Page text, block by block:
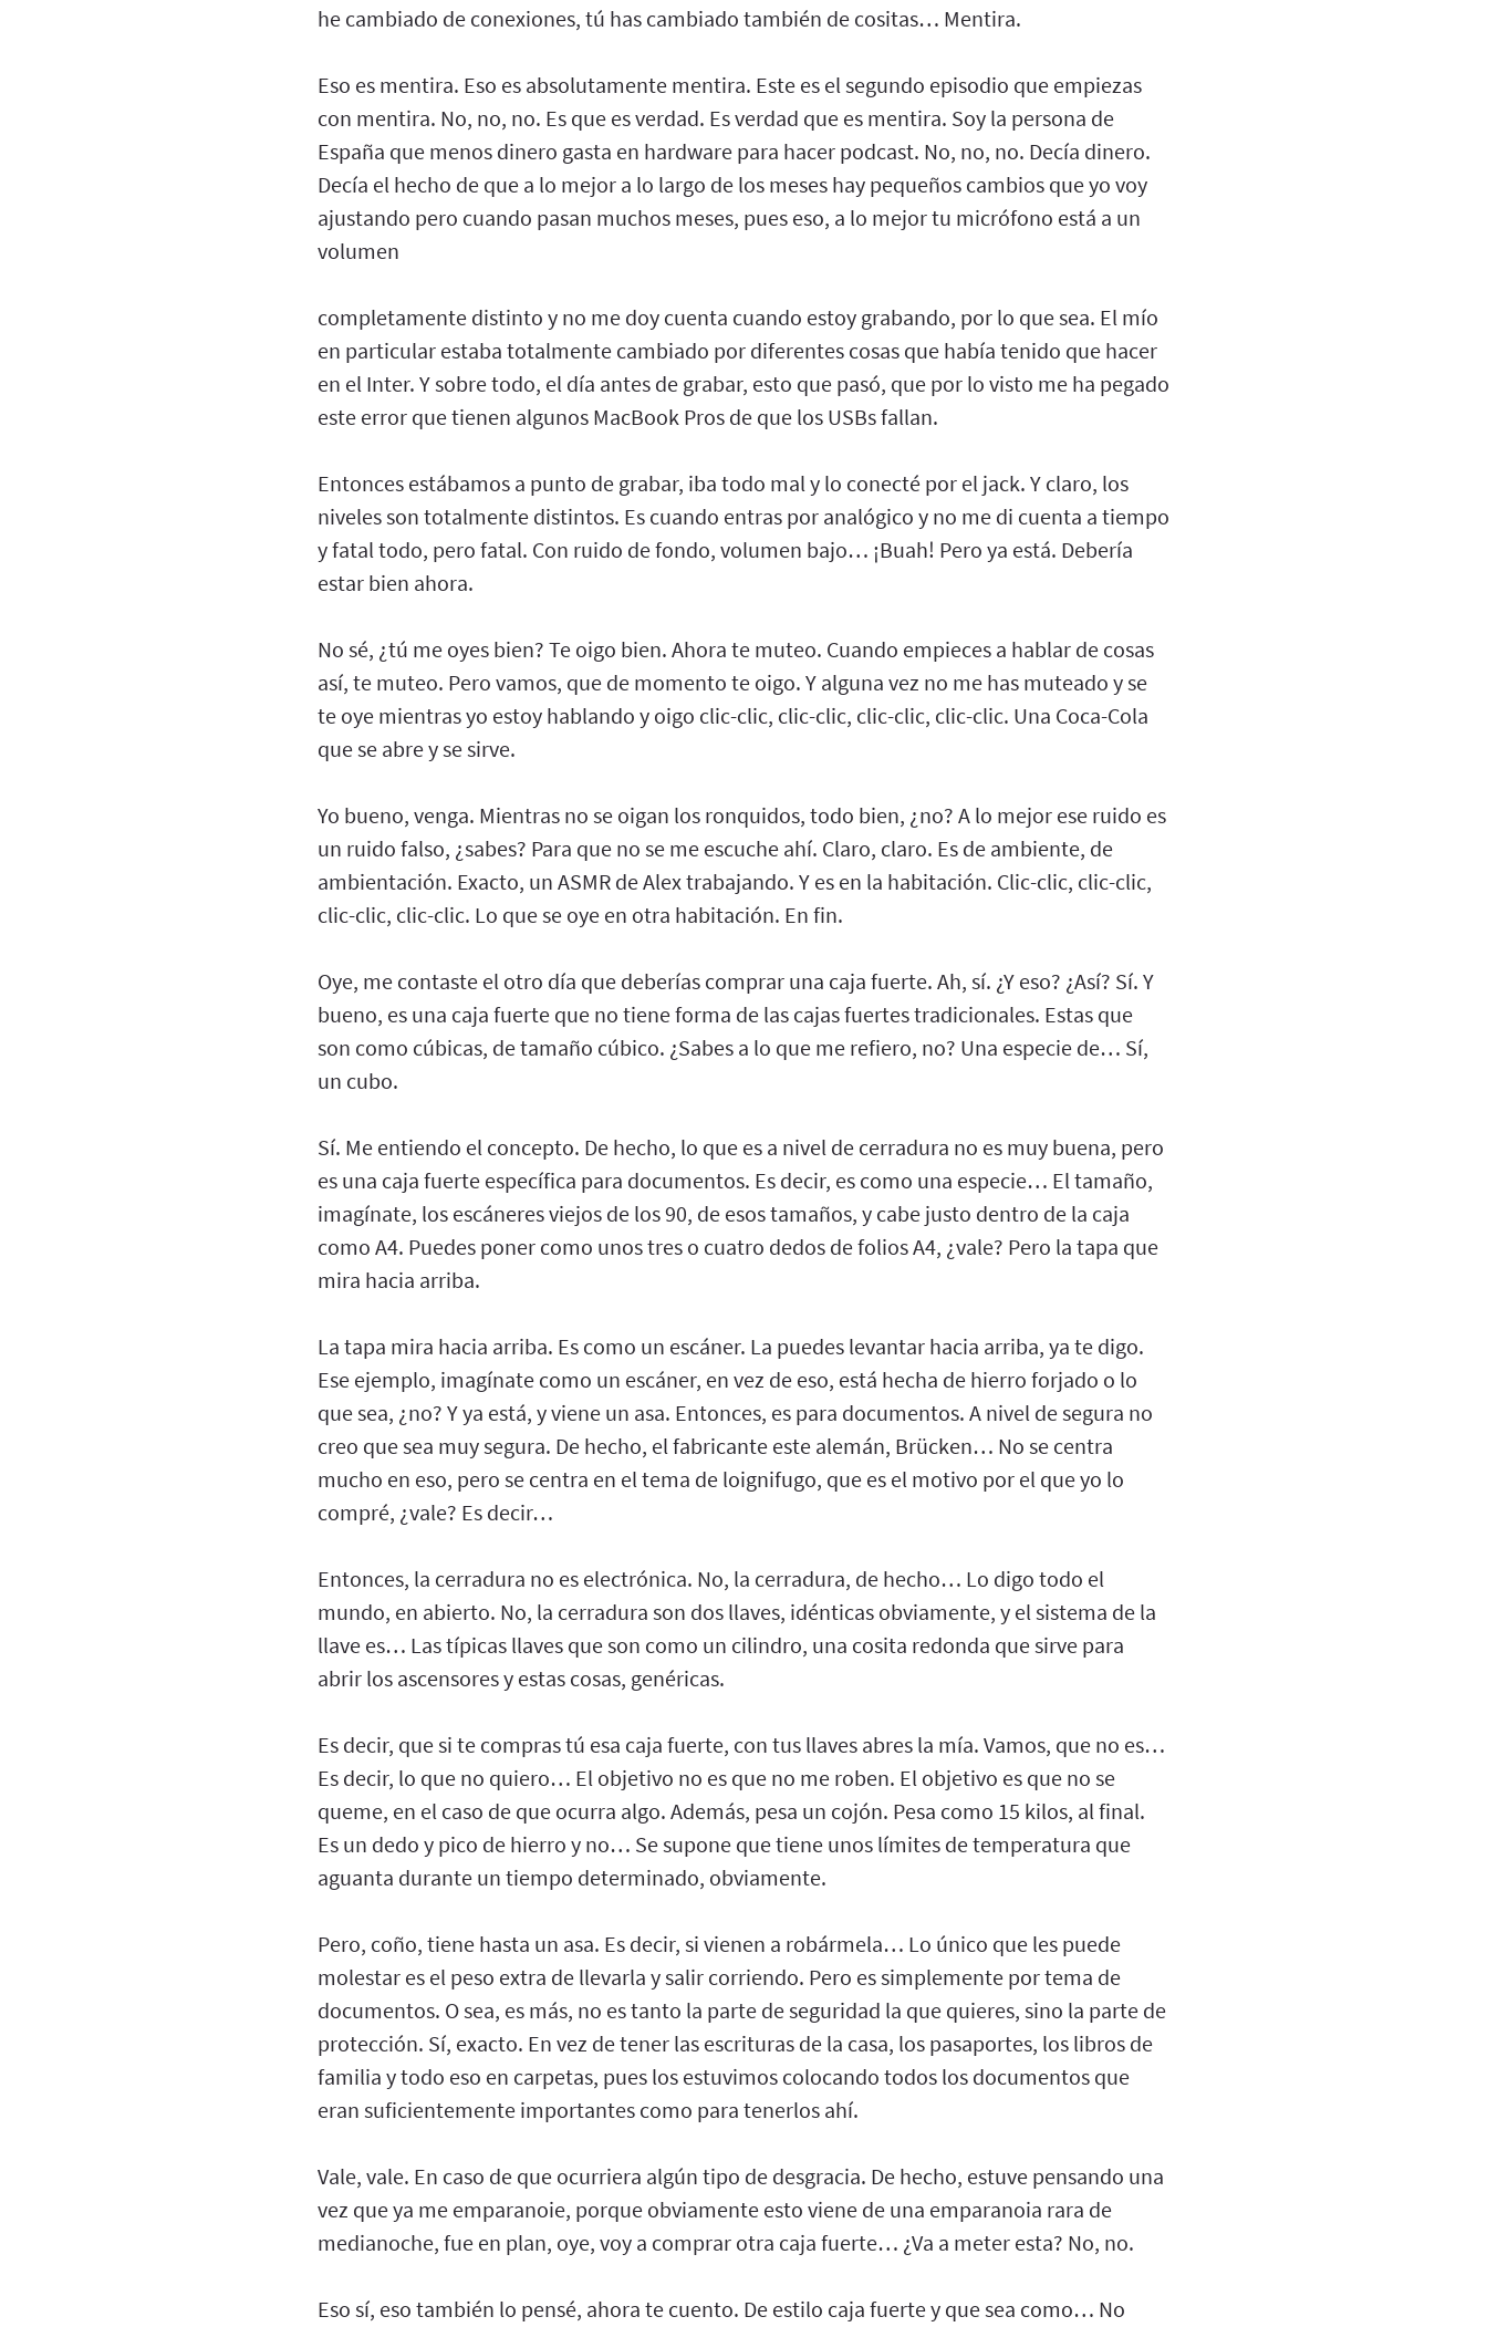
he cambiado de conexiones, tú has cambiado también de cositas… Mentira.
Eso es mentira. Eso es absolutamente mentira. Este es el segundo episodio que empiezas
con mentira. No, no, no. Es que es verdad. Es verdad que es mentira. Soy la persona de
España que menos dinero gasta en hardware para hacer podcast. No, no, no. Decía dinero.
Decía el hecho de que a lo mejor a lo largo de los meses hay pequeños cambios que yo voy
ajustando pero cuando pasan muchos meses, pues eso, a lo mejor tu micrófono está a un
volumen
completamente distinto y no me doy cuenta cuando estoy grabando, por lo que sea. El mío
en particular estaba totalmente cambiado por diferentes cosas que había tenido que hacer
en el Inter. Y sobre todo, el día antes de grabar, esto que pasó, que por lo visto me ha pegado
este error que tienen algunos MacBook Pros de que los USBs fallan.
Entonces estábamos a punto de grabar, iba todo mal y lo conecté por el jack. Y claro, los
niveles son totalmente distintos. Es cuando entras por analógico y no me di cuenta a tiempo
y fatal todo, pero fatal. Con ruido de fondo, volumen bajo… ¡Buah! Pero ya está. Debería
estar bien ahora.
No sé, ¿tú me oyes bien? Te oigo bien. Ahora te muteo. Cuando empieces a hablar de cosas
así, te muteo. Pero vamos, que de momento te oigo. Y alguna vez no me has muteado y se
te oye mientras yo estoy hablando y oigo clic-clic, clic-clic, clic-clic, clic-clic. Una Coca-Cola
que se abre y se sirve.
Yo bueno, venga. Mientras no se oigan los ronquidos, todo bien, ¿no? A lo mejor ese ruido es
un ruido falso, ¿sabes? Para que no se me escuche ahí. Claro, claro. Es de ambiente, de
ambientación. Exacto, un ASMR de Alex trabajando. Y es en la habitación. Clic-clic, clic-clic,
clic-clic, clic-clic. Lo que se oye en otra habitación. En fin.
Oye, me contaste el otro día que deberías comprar una caja fuerte. Ah, sí. ¿Y eso? ¿Así? Sí. Y
bueno, es una caja fuerte que no tiene forma de las cajas fuertes tradicionales. Estas que
son como cúbicas, de tamaño cúbico. ¿Sabes a lo que me refiero, no? Una especie de… Sí,
un cubo.
Sí. Me entiendo el concepto. De hecho, lo que es a nivel de cerradura no es muy buena, pero
es una caja fuerte específica para documentos. Es decir, es como una especie… El tamaño,
imagínate, los escáneres viejos de los 90, de esos tamaños, y cabe justo dentro de la caja
como A4. Puedes poner como unos tres o cuatro dedos de folios A4, ¿vale? Pero la tapa que
mira hacia arriba.
La tapa mira hacia arriba. Es como un escáner. La puedes levantar hacia arriba, ya te digo.
Ese ejemplo, imagínate como un escáner, en vez de eso, está hecha de hierro forjado o lo
que sea, ¿no? Y ya está, y viene un asa. Entonces, es para documentos. A nivel de segura no
creo que sea muy segura. De hecho, el fabricante este alemán, Brücken… No se centra
mucho en eso, pero se centra en el tema de loignifugo, que es el motivo por el que yo lo
compré, ¿vale? Es decir…
Entonces, la cerradura no es electrónica. No, la cerradura, de hecho… Lo digo todo el
mundo, en abierto. No, la cerradura son dos llaves, idénticas obviamente, y el sistema de la
llave es… Las típicas llaves que son como un cilindro, una cosita redonda que sirve para
abrir los ascensores y estas cosas, genéricas.
Es decir, que si te compras tú esa caja fuerte, con tus llaves abres la mía. Vamos, que no es…
Es decir, lo que no quiero… El objetivo no es que no me roben. El objetivo es que no se
queme, en el caso de que ocurra algo. Además, pesa un cojón. Pesa como 15 kilos, al final.
Es un dedo y pico de hierro y no… Se supone que tiene unos límites de temperatura que
aguanta durante un tiempo determinado, obviamente.
Pero, coño, tiene hasta un asa. Es decir, si vienen a robármela… Lo único que les puede
molestar es el peso extra de llevarla y salir corriendo. Pero es simplemente por tema de
documentos. O sea, es más, no es tanto la parte de seguridad la que quieres, sino la parte de
protección. Sí, exacto. En vez de tener las escrituras de la casa, los pasaportes, los libros de
familia y todo eso en carpetas, pues los estuvimos colocando todos los documentos que
eran suficientemente importantes como para tenerlos ahí.
Vale, vale. En caso de que ocurriera algún tipo de desgracia. De hecho, estuve pensando una
vez que ya me emparanoie, porque obviamente esto viene de una emparanoia rara de
medianoche, fue en plan, oye, voy a comprar otra caja fuerte… ¿Va a meter esta? No, no.
Eso sí, eso también lo pensé, ahora te cuento. De estilo caja fuerte y que sea como… No